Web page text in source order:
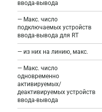
ввода-вывода
— Макс. число
подключаемых устройств
ввода-вывода для RT
— из них на линию, макс.
— Макс. число
одновременно
активируемых/
деактивируемых устройств
ввода-вывода